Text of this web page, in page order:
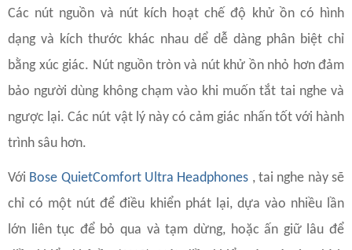
Các nút nguồn và nút kích hoạt chế độ khử ồn có hình
dạng và kích thước khác nhau dể dễ dàng phân biệt chỉ
bằng xúc giác. Nút nguồn tròn và nút khử ồn nhỏ hơn đảm
bảo người dùng không chạm vào khi muốn tắt tai nghe và
ngược lại. Các nút vật lý này có cảm giác nhấn tốt với hành
trình sâu hơn.
Với Bose QuietComfort Ultra Headphones , tai nghe này sẽ
chỉ có một nút để điều khiển phát lại, dựa vào nhiều lần
lớn liên tục để bỏ qua và tạm dừng, hoặc ấn giữ lâu để